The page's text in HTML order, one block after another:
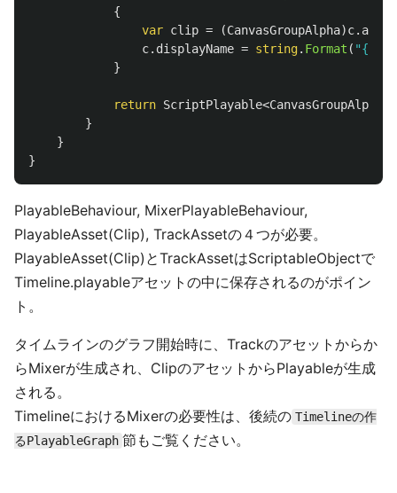
{
var clip = (CanvasGroupAlpha)c. asset
c. displayName = string. Format (
}
return ScriptPlayable<
}
}
}
PlayableBehaviour, MixerPlayableBehaviour,
PlayableAsset(Clip), TrackAssetの４つが必要。
PlayableAsset(Clip)とTrackAssetはScriptableObjectで
Timeline.playableアセットの中に保存されるのがポイン
ト。
タイムラインのグラフ開始時に、Trackのアセットからか
らMixerが生成され、ClipのアセットからPlayableが生成
される。
TimelineにおけるMixerの必要性は、後続の Timelineの作
るPlayableGraph 節もご覧ください。